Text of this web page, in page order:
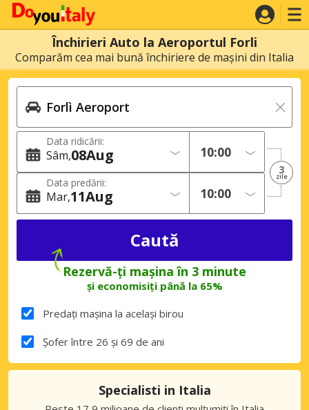
Închirieri Auto la Aeroportul Forli
Comparăm cea mai bună închiriere de mașini din Italia
Data ridicării:
Sâm 08Aug
Data predării:
Mar 11Aug
3
zile
Rezervă-ți mașina în 3 minute
și economisiți până la 65%
Predați mașina la același birou
Șofer între 26 și 69 de ani
Specialisti in Italia